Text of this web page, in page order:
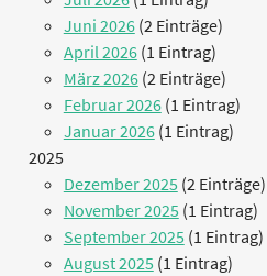
Juni 2026(2 Einträge)
April 2026(1 Eintrag)
März 2026(2 Einträge)
Februar 2026(1 Eintrag)
Januar 2026(1 Eintrag)
2025
Dezember 2025 (2 Einträge)
November 2025 (1 Eintrag)
September 2025 (1 Eintrag)
August 2025 (1 Eintrag)